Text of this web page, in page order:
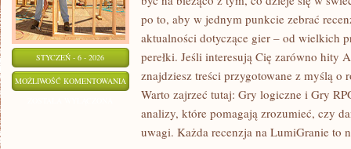
STYCZEŃ - 6 - 2026
MOŻLIWOŚĆ KOMENTOWANIA
MMO
po to, aby w jednym punkcie zebrać
aktualności dotyczące gier – od wielkich
perełki. Jeśli interesują Cię zarówno hity
znajdziesz treści przygotowane z myślą o
Warto zajrzeć tutaj: Gry logiczne i Gry
analizy, które pomagają zrozumieć, czy
uwagi. Każda recenzja na LumiGranie to